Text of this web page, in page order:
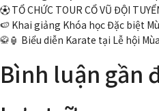
!
⚽ TỔ CHỨC TOUR CỔ VŨ ĐỘI
🍉 Khai giảng Khóa học Đặc biệt
🥋🏮 Biểu diễn Karate tại Lễ hội
Bình luận gần